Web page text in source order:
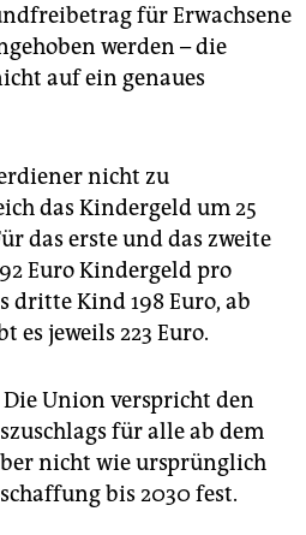
für Erwachsene
werden – die
auf ein genaues
nicht zu
das Kindergeld um 25
das erste und das zweite
Euro Kindergeld pro
dritte Kind 198 Euro, ab
jeweils 223 Euro.
Die Union verspricht den
für alle ab dem
nicht wie ursprünglich
bis 2030 fest.